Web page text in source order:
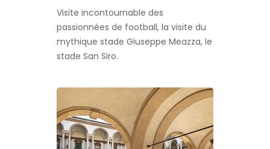
Visite incontournable des
passionnées de football, la visite du
mythique stade Giuseppe Meazza, le
stade San Siro.